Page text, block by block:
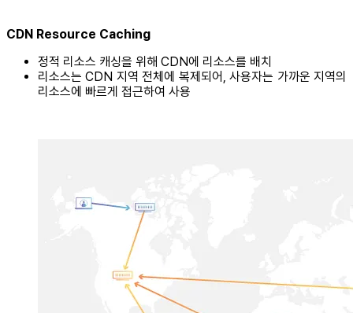
CDN Resource Caching
정적 리소스 캐싱을 위해 CDN에 리소스를 배치
리소스는 CDN 지역 전체에 복제되어, 사용자는 가까운 지역의
리소스에 빠르게 접근하여 사용